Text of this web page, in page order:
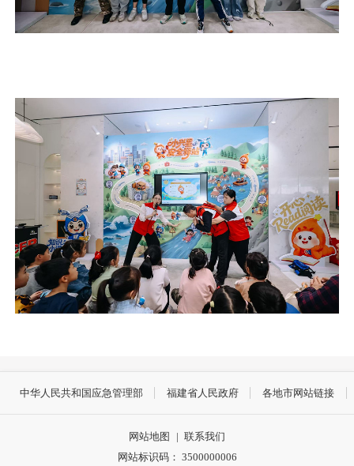
中华人民共和国应急管理部 福建省人民政府 各地市网站链接
网站地图 | 联系我们
网站标识码： 3500000006